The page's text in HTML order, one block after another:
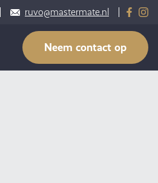
ruvo@mastermate.nl
Neem contact op